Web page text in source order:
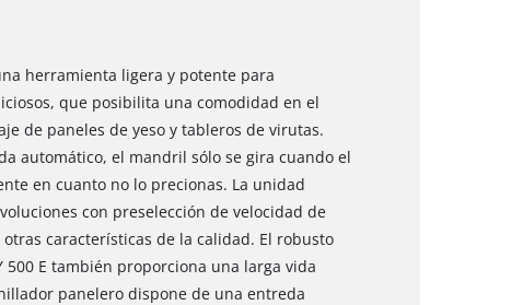
herramienta ligera y potente para
que posibilita una comodidad en el
de paneles de yeso y tableros de virutas.
automático, el mandril sólo se gira cuando el
en cuanto no lo precionas. La unidad
con preselección de velocidad de
características de la calidad. El robusto
E también proporciona una larga vida
panelero dispone de una entreda